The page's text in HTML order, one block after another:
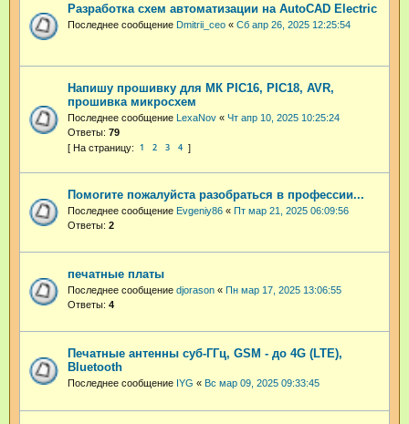
Разработка схем автоматизации на AutoCAD Electric
Последнее сообщение Dmitrii_ceo « Сб апр 26, 2025 12:25:54
Напишу прошивку для МК PIC16, PIC18, AVR,
прошивка микросхем
Последнее сообщение LexaNov « Чт апр 10, 2025 10:25:24
Ответы: 79
1 2 3 4
Помогите пожалуйста разобраться в профессии...
Последнее сообщение Evgeniy86 « Пт мар 21, 2025 06:09:56
Ответы: 2
печатные платы
Последнее сообщение djorason « Пн мар 17, 2025 13:06:55
Ответы: 4
Печатные антенны суб-ГГц, GSM - до 4G (LTE),
Bluetooth
Последнее сообщение IYG « Вс мар 09, 2025 09:33:45